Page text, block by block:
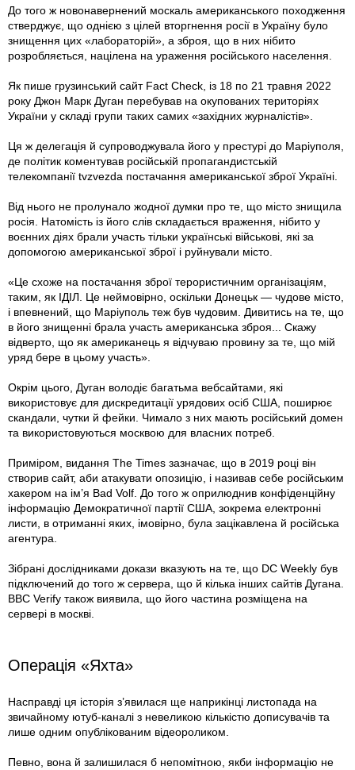
До того ж новонавернений москаль американського походження
стверджує, що однією з цілей вторгнення росії в Україну було
знищення цих «лабораторій», а зброя, що в них нібито
розробляється, націлена на ураження російського населення.
Як пише грузинський сайт Fact Check, із 18 по 21 травня 2022
року Джон Марк Дуган перебував на окупованих територіях
України у складі групи таких самих «західних журналістів».
Ця ж делегація й супроводжувала його у престурі до Маріуполя,
де політик коментував російській пропагандистській
телекомпанії tvzvezda постачання американської зброї Україні.
Від нього не пролунало жодної думки про те, що місто знищила
росія. Натомість із його слів складається враження, нібито у
воєнних діях брали участь тільки українські військові, які за
допомогою американської зброї і руйнували місто.
«Це схоже на постачання зброї терористичним організаціям,
таким, як ІДІЛ. Це неймовірно, оскільки Донецьк — чудове місто,
і впевнений, що Маріуполь теж був чудовим. Дивитись на те, що
в його знищенні брала участь американська зброя... Скажу
відверто, що як американець я відчуваю провину за те, що мій
уряд бере в цьому участь».
Окрім цього, Дуган володіє багатьма вебсайтами, які
використовує для дискредитації урядових осіб США, поширює
скандали, чутки й фейки. Чимало з них мають російський домен
та використовуються москвою для власних потреб.
Приміром, видання The Times зазначає, що в 2019 році він
створив сайт, аби атакувати опозицію, і називав себе російським
хакером на ім’я Bad Volf. До того ж оприлюднив конфіденційну
інформацію Демократичної партії США, зокрема електронні
листи, в отриманні яких, імовірно, була зацікавлена й російська
агентура.
Зібрані дослідниками докази вказують на те, що DC Weekly був
підключений до того ж сервера, що й кілька інших сайтів Дугана.
BBC Verify також виявила, що його частина розміщена на
сервері в москві.
Операція «Яхта»
Насправді ця історія з’явилася ще наприкінці листопада на
звичайному ютуб-каналі з невеликою кількістю дописувачів та
лише одним опублікованим відеороликом.
Певно, вона й залишилася б непомітною, якби інформацію не